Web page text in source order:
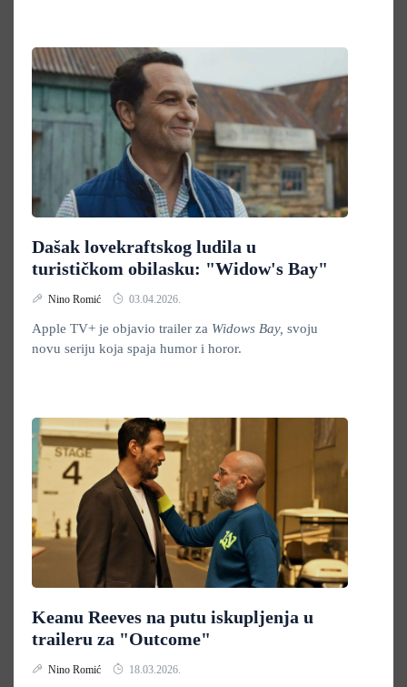
Dašak lovekraftskog ludila u
turističkom obilasku: "Widow's Bay"
Nino Romić 03.04.2026.
Apple TV+ je objavio trailer za Widows Bay, svoju
novu seriju koja spaja humor i horor.
Keanu Reeves na putu iskupljenja u
traileru za "Outcome"
Nino Romić 18.03.2026.